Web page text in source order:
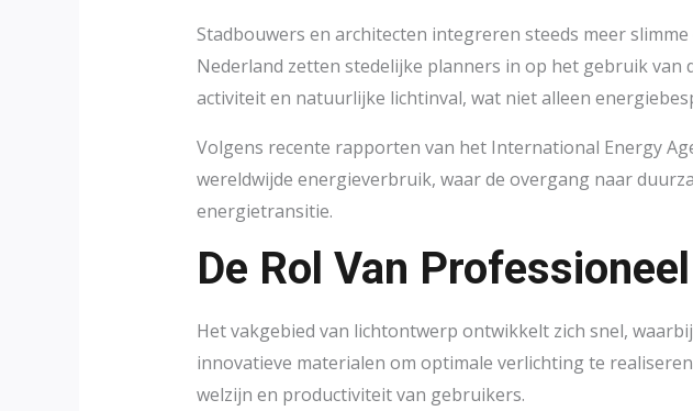
Stadbouwers en architecten integreren steeds meer
Nederland zetten stedelijke planners in op het gebruik van
activiteit en natuurlijke lichtinval, wat niet alleen
Volgens recente rapporten van het International Energy
wereldwijde energieverbruik, waar de overgang naar
energietransitie.
De Rol Van
Het vakgebied van lichtontwerp ontwikkelt zich snel,
innovatieve materialen om optimale verlichting te
welzijn en productiviteit van gebruikers.